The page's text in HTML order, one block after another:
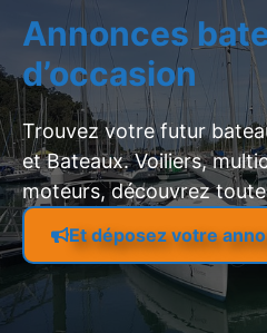
Annonces
d’occasion
Trouvez votre futur
et Bateaux. Voiliers,
moteurs, découvrez
Et déposez votre